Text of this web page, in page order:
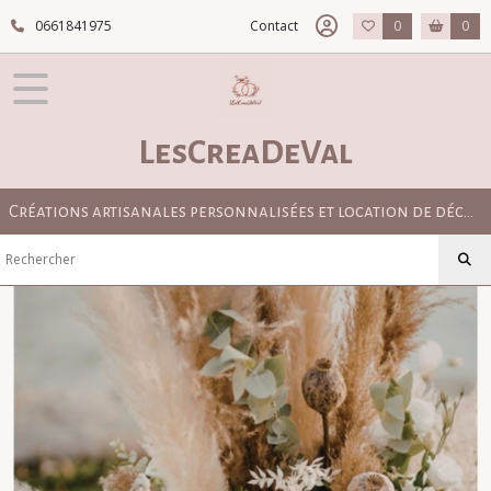
0661841975 Contact 0 0
LesCreaDeVal
Fermer
FILTRES
BOUTIQUE
TOUT
POUR
MARIAGE
LIVRES
D'OR